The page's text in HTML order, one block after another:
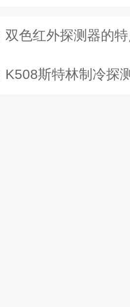
双色红外探测器的
K508斯特林制冷探测器：